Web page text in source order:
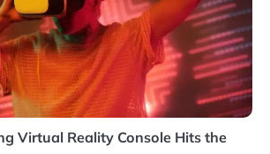
Virtual Reality Console Hits the